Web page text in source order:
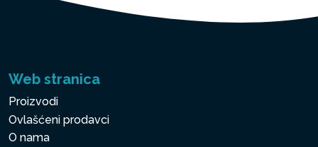
Web stranica
Proizvodi
Ovlašćeni prodavci
O nama